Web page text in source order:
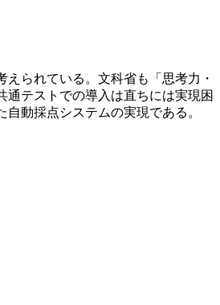
られている。文科省も「思考力・
テストでの導入は直ちには実現困
動採点システムの実現である。